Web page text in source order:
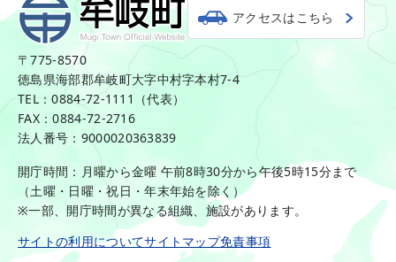
アクセスはこちら
〒775-8570
徳島県海部郡牟岐町大字中村字本村7-4
TEL：0884-72-1111（代表）
FAX：0884-72-2716
法人番号：9000020363839
開庁時間：月曜から金曜 午前8時30分から午後5時15分まで
（土曜・日曜・祝日・年末年始を除く）
※一部、開庁時間が異なる組織、施設があります。
サイトの利用についてサイトマップ免責事項